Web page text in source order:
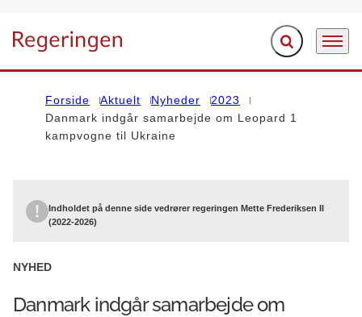
Gå til forsiden Fold søgefelt ud
Menu
Forside Aktuelt Nyheder
2023
Danmark indgår samarbejde om Leopard 1
kampvogne til Ukraine
Indholdet på denne side vedrører regeringen Mette Frederiksen II
(2022-2026)
NYHED
Danmark indgår samarbejde om